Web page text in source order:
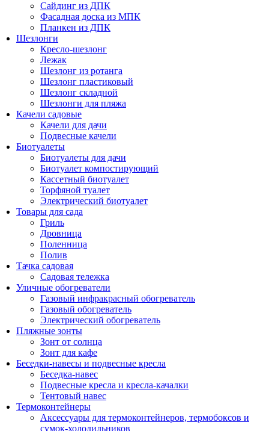
Сайдинг из ДПК
Фасадная доска из МПК
Планкен из ДПК
Шезлонги
Кресло-шезлонг
Лежак
Шезлонг из ротанга
Шезлонг пластиковый
Шезлонг складной
Шезлонги для пляжа
Качели садовые
Качели для дачи
Подвесные качели
Биотуалеты
Биотуалеты для дачи
Биотуалет компостирующий
Кассетный биотуалет
Торфяной туалет
Электрический биотуалет
Товары для сада
Гриль
Дровница
Поленница
Полив
Тачка садовая
Садовая тележка
Уличные обогреватели
Газовый инфракрасный обогреватель
Газовый обогреватель
Электрический обогреватель
Пляжные зонты
Зонт от солнца
Зонт для кафе
Беседки-навесы и подвесные кресла
Беседка-навес
Подвесные кресла и кресла-качалки
Тентовый навес
Термоконтейнеры
Аксессуары для термоконтейнеров, термобоксов и
сумок-холодильников